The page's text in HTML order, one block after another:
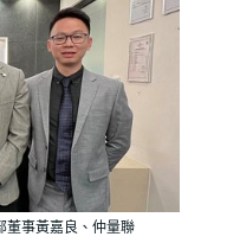
董事黃嘉良、仲量聯